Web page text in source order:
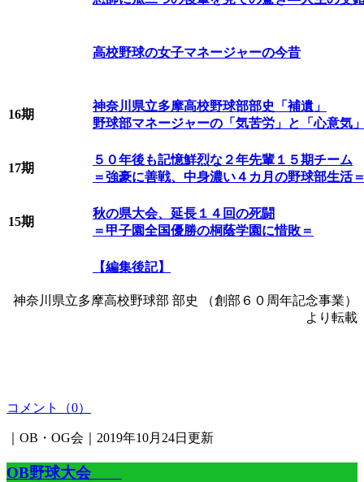
高校野球の女子マネージャーの今昔
16期
神奈川県立多摩高校野球部部史「補遺」
野球部マネージャーの「気苦労」と「心意気
17期
５０年後も記憶鮮烈な２年先輩１５期チーム
＝強豪に善戦、中身濃い４カ月の野球部生活
15期
秋の県大会、延長１４回の死闘
＝甲子園全国優勝の桐蔭学園に惜敗＝
【編集後記】
神奈川県立多摩高校野球部 部史 （創部６０周年記念事業）
より転載
コメント（0）
｜OB・OG会｜2019年10月24日更新
OB野球大会